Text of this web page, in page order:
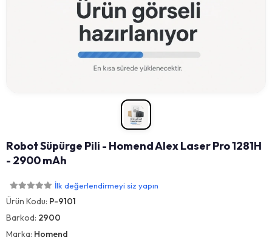
Robot Süpürge Pili - Homend Alex Laser Pro 1281H
- 2900 mAh
İlk değerlendirmeyi siz yapın
Ürün Kodu: P-9101
Barkod: 2900
Marka: Homend